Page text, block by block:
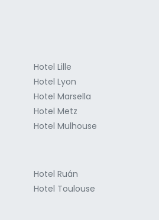
Hotel Lille
Hotel Lyon
Hotel Marsella
Hotel Metz
Hotel Mulhouse
Hotel Ruán
Hotel Toulouse